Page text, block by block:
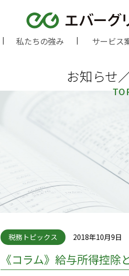
私たちの強み サービス
お知らせ
税務トピックス 2018年10月9日
《コラム》給与所得控除